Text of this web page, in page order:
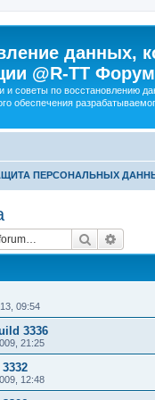
данных,
@R-TT Форум
советы по восстановлению
обеспечения
ПЕРСОНАЛЬНЫХ
Search
09:54
3336
21:25
12:48